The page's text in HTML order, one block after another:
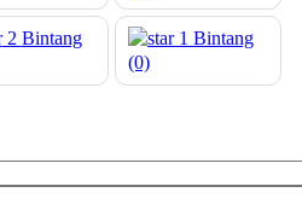
2 Bintang
1Bintang
(0)